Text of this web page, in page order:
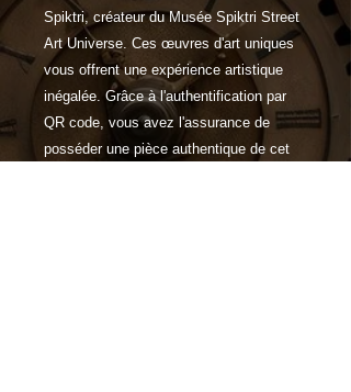
Spiktri, créateur du Musée Spiktri Street
Art Universe. Ces œuvres d'art uniques
vous offrent une expérience artistique
inégalée. Grâce à l'authentification par
QR code, vous avez l'assurance de
posséder une pièce authentique de cet